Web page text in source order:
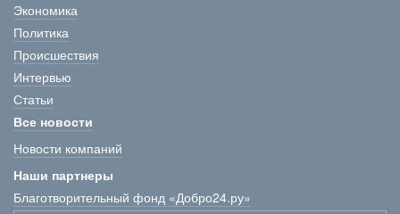
Экономика
Политика
Происшествия
Интервью
Статьи
Все новости
Новости компаний
Наши партнеры
Благотворительный фонд «Добро24.ру»